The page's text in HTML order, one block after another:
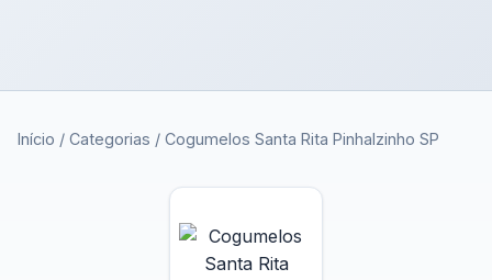
Início / Categorias / Cogumelos Santa Rita Pinhalzinho SP